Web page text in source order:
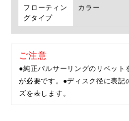
フローティン
グタイプ
カラー
ご注意
●純正パルサーリングのリベット
が必要です。●ディスク径に表記
ズを表します。